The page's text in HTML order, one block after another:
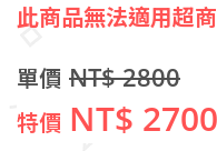
此商品無法適用超
單價 NT$ 2800
特價 NT$ 2700